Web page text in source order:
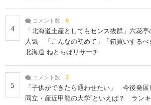
4
コメント数： 5
「北海道土産としてもセンス抜群」六花亭
人気 「こんなの初めて」「箱買いするべ
北海道 ねとらぼリサーチ
5
コメント数： 3
「子供ができたら通わせたい」 今後発展
同立・産近甲龍の大学”といえば？ ラン